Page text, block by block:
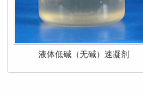
液体低碱（无碱）速凝剂